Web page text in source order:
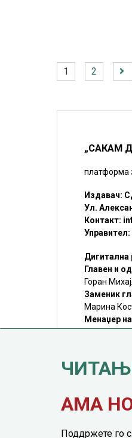
1 2
„САКАМ
платформа
Издавач:
Ул.
Контакт:
Дигитална
Главен и
Горан
Заменик
Марина
Менаџер
Мирослав
©SDK.MK
Преземањето
АМА
Поддржете го